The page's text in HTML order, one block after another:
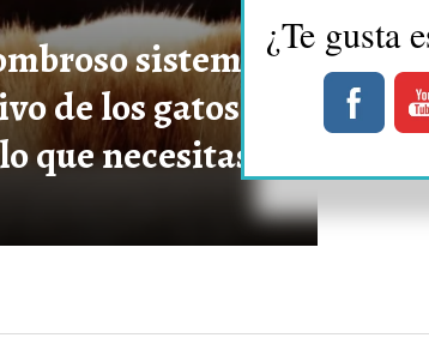
sistema
de los gatos:
que necesitas
¿Te gusta